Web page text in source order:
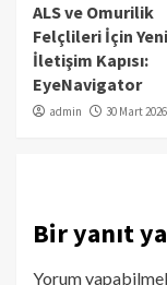
ALS ve Omurilik
Felçlileri İçin
İletişim Kapısı:
EyeNavigator
admin 30 Mart 2026
Bir yanıt
Yorum